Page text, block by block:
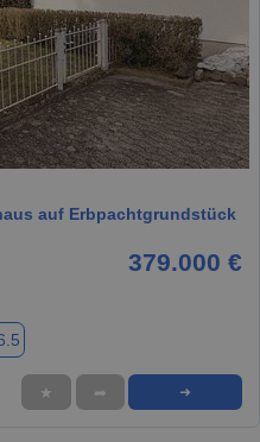
1 / 20
auf Erbpachtgrundstück
379.000 €
★ ➦ ➜